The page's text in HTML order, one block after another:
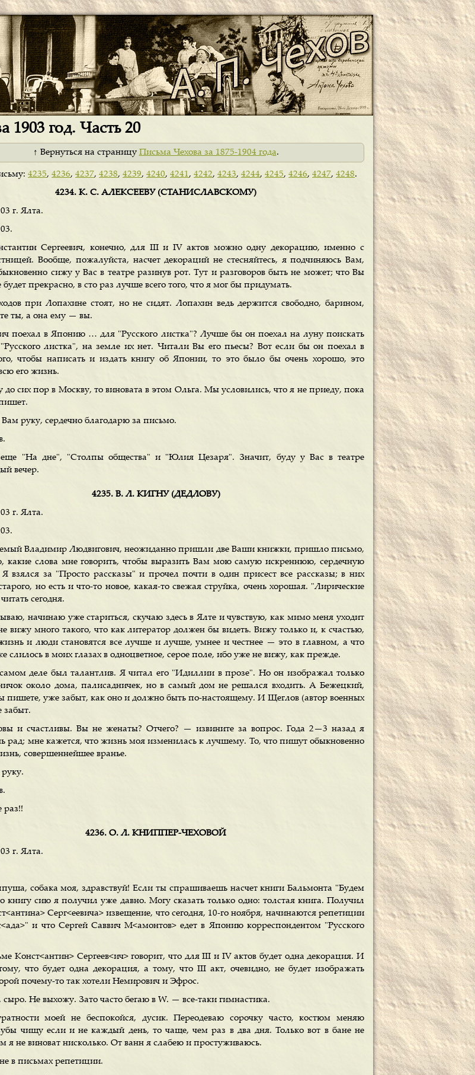
1903 год. Часть 20
↑ Вернуться на страницу Письма Чехова за 1875-1904 года.
4235, 4236, 4237, 4238, 4239, 4240, 4241, 4242, 4243, 4244, 4245, 4246, 4247, 4248.
4234. К. С. АЛЕКСЕЕВУ (СТАНИСЛАВСКОМУ)
г. Ялта.
Сергеевич, конечно, для III и IV актов можно одну декорацию, именно с
Вообще, пожалуйста, насчет декораций не стесняйтесь, я подчиняюсь Вам,
сижу у Вас в театре разинув рот. Тут и разговоров быть не может; что Вы
будет прекрасно, в сто раз лучше всего того, что я мог бы придумать.
при Лопахине стоят, но не сидят. Лопахин ведь держится свободно, барином,
ты, а она ему — вы.
поехал в Японию … для "Русского листка"? Лучше бы он поехал на луну поискать
листка", на земле их нет. Читали Вы его пьесы? Вот если бы он поехал в
чтобы написать и издать книгу об Японии, то это было бы очень хорошо, это
его жизнь.
до сих пор в Москву, то виновата в этом Ольга. Мы условились, что я не приеду, пока
руку, сердечно благодарю за письмо.
"На дне", "Столпы общества" и "Юлия Цезаря". Значит, буду у Вас в театре
вечер.
4235. В. Л. КИГНУ (ДЕДЛОВУ)
г. Ялта.
Владимир Людвигович, неожиданно пришли две Ваши книжки, пришло письмо,
какие слова мне говорить, чтобы выразить Вам мою самую искреннюю, сердечную
Я взялся за "Просто рассказы" и прочел почти в один присест все рассказы; в них
но есть и что-то новое, какая-то свежая струйка, очень хорошая. "Лирические
сегодня.
начинаю уже стариться, скучаю здесь в Ялте и чувствую, как мимо меня уходит
вижу много такого, что как литератор должен бы видеть. Вижу только и, к счастью,
и люди становятся все лучше и лучше, умнее и честнее — это в главном, а что
слилось в моих глазах в одноцветное, серое поле, ибо уже не вижу, как прежде.
деле был талантлив. Я читал его "Идиллии в прозе". Но он изображал только
около дома, палисадничек, но в самый дом не решался входить. А Бежецкий,
пишете, уже забыт, как оно и должно быть по-настоящему. И Щеглов (автор военных
забыт.
и счастливы. Вы не женаты? Отчего? — извините за вопрос. Года 2—3 назад я
рад; мне кажется, что жизнь моя изменилась к лучшему. То, что пишут обыкновенно
совершеннейшее вранье.
раз!!
4236. О. Л. КНИППЕР-ЧЕХОВОЙ
г. Ялта.
собака моя, здравствуй! Если ты спрашиваешь насчет книги Бальмонта "Будем
книгу сию я получил уже давно. Могу сказать только одно: толстая книга. Получил
Серг<еевича> извещение, что сегодня, 10-го ноября, начинаются репетиции
и что Сергей Саввич М<амонтов> едет в Японию корреспондентом "Русского
Конст<антин> Сергеев<ич> говорит, что для III и IV актов будет одна декорация. И
что будет одна декорация, а тому, что III акт, очевидно, не будет изображать
почему-то так хотели Немирович и Эфрос.
Не выхожу. Зато часто бегаю в W. — все-таки гимнастика.
моей не беспокойся, дусик. Переодеваю сорочку часто, костюм меняю
чищу если и не каждый день, то чаще, чем раз в два дня. Только вот в бане не
я не виноват нисколько. От ванн я слабею и простуживаюсь.
в письмах репетиции.